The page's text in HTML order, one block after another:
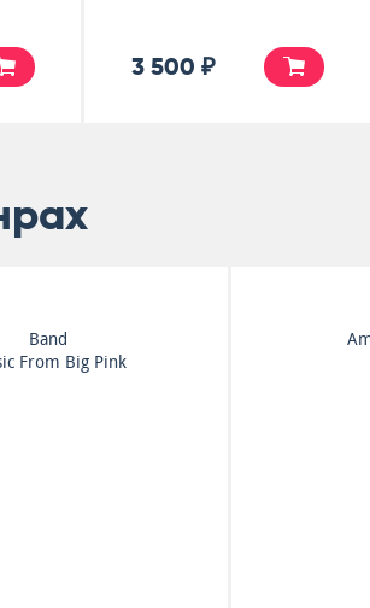
3 500 ₽
Steeleye Span
Man Mop Or Mr.